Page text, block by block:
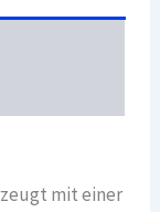
mit einer